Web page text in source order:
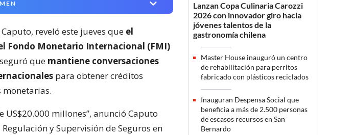
reveló este jueves que el
Fondo Monetario Internacional (FMI)
que mantiene conversaciones
para obtener créditos
monetarias.
millones”, anunció Caputo
y Supervisión de Seguros en
Lanzan Copa Culinaria Carozzi
2026 con innovador giro hacia
jóvenes talentos de la
gastronomía chilena
Master House inauguró un centro
de rehabilitación para perritos
fabricado con plásticos reciclados
Inauguran Despensa Social que
beneficia a más de 2.500 personas
de escasos recursos en San
Bernardo